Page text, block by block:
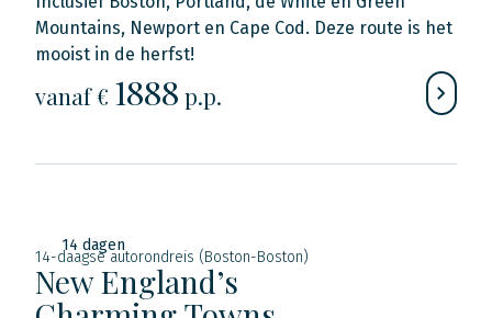
Mountains, Newport en Cape Cod. Deze route is het
mooist in de herfst!
vanaf € 1888 p.p.
14 dagen
14-daagse autorondreis (Boston-Boston)
New England’s